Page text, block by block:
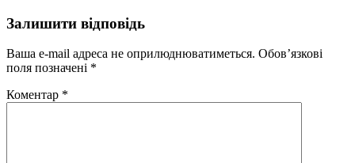
Залишити відповідь
Ваша e-mail адреса не оприлюднюватиметься. Обов’язкові
поля позначені *
Коментар *